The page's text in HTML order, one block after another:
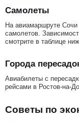
Самолеты
На авиамаршруте
самолетов.
смотрите в таблице
Города
Авиабилеты с
рейсами в Ростов-на-
Советы по